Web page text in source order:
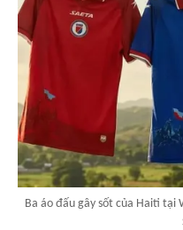
Ba áo đấu gây sốt của Haiti tại